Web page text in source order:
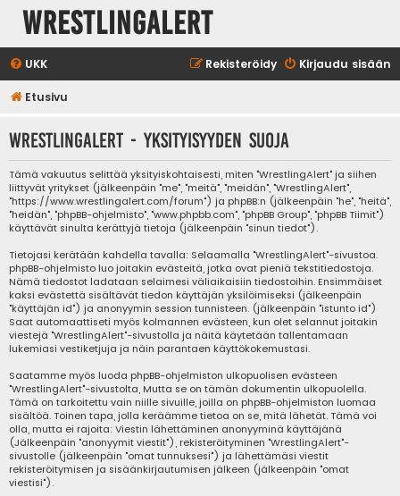
WrestlingAlert
UKK Kirjaudu sisään
Rekisteröidy
Etusivu
WrestlingAlert - Yksityisyyden suoja
Tämä vakuutus selittää yksityiskohtaisesti, miten "WrestlingAlert" ja siihen
liittyvät yritykset (jälkeenpäin "me", "meitä", "meidän", "WrestlingAlert",
"https://www.wrestlingalert.com/forum") ja phpBB:n (jälkeenpäin "he", "heitä",
"heidän", "phpBB-ohjelmisto", "www.phpbb.com", "phpBB Group", "phpBB Tiimit")
käyttävät sinulta kerättyjä tietoja (jälkeenpäin "sinun tiedot").
Tietojasi kerätään kahdella tavalla: Selaamalla "WrestlingAlert"-sivustoa.
phpBB-ohjelmisto luo joitakin evästeitä, jotka ovat pieniä tekstitiedostoja.
Nämä tiedostot ladataan selaimesi väliaikaisiin tiedostoihin. Ensimmäiset
kaksi evästettä sisältävät tiedon käyttäjän yksilöimiseksi (jälkeenpäin
"käyttäjän id") ja anonyymin session tunnisteen. (jälkeenpäin "istunto id")
Saat automaattiseti myös kolmannen evästeen, kun olet selannut joitakin
viestejä "WrestlingAlert"-sivustolla ja näitä käytetään tallentamaan
lukemiasi vestiketjuja ja näin parantaen käyttökokemustasi.
Saatamme myös luoda phpBB-ohjelmiston ulkopuolisen evästeen
"WrestlingAlert"-sivustolta, Mutta se on tämän dokumentin ulkopuolella.
Tämä on tarkoitettu vain niille sivuille, joilla on phpBB-ohjelmiston luomaa
sisältöä. Toinen tapa, jolla keräämme tietoa on se, mitä lähetät. Tämä voi
olla, mutta ei rajoita: Viestin lähettäminen anonyyminä käyttäjänä
(Jälkeenpäin "anonyymit viestit"), rekisteröityminen "WrestlingAlert"-
sivustolle (jälkeenpäin "omat tunnuksesi") ja lähettämäsi viestit
rekisteröitymisen ja sisäänkirjautumisen jälkeen (jälkeenpäin "omat
viestisi").